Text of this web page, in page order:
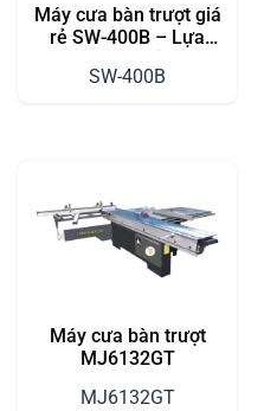
Máy cưa bàn trượt giá
rẻ SW-400B – Lựa
Xưởng Chế Biến Gỗ
SW-400B
Máy cưa bàn trượt
MJ6132GT
MJ6132GT